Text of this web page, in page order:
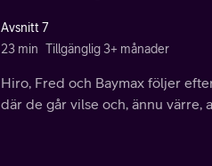
Avsnitt 7
23 min Tillgänglig 3+ månader
Hiro, Fred och Baymax följer
där de går vilse och, ännu värre,